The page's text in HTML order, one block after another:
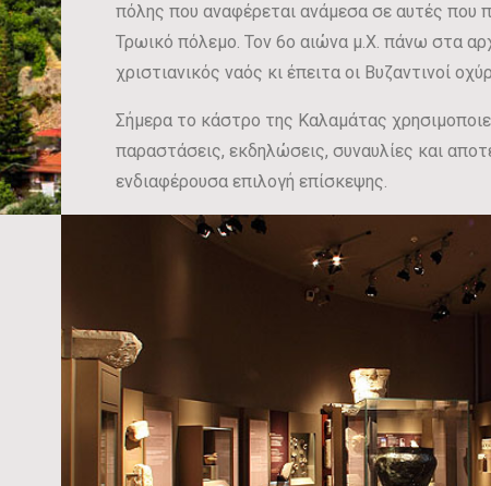
πόλης που αναφέρεται ανάμεσα σε αυτές που
Τρωικό πόλεμο. Τον 6ο αιώνα μ.Χ. πάνω στα
χριστιανικός ναός κι έπειτα οι Βυζαντινοί
Σήμερα το κάστρο της Καλαμάτας
παραστάσεις, εκδηλώσεις, συναυλίες και
ενδιαφέρουσα επιλογή επίσκεψης.